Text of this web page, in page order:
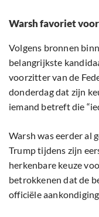
Warsh favoriet
Volgens bronnen
belangrijkste
voorzitter van de
donderdag dat zijn
iemand betreft die
Warsh was eerder al
Trump tijdens zijn
herkenbare keuze
betrokkenen dat de
officiële